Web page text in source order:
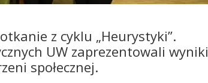
z cyklu „Heurystyki”.
UW zaprezentowali wyniki
społecznej.